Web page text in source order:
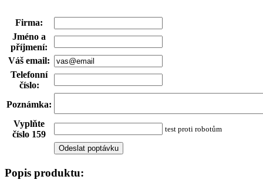
Firma:
Jméno a
příjmení:
Váš email:
Telefonní
číslo:
Poznámka:
Vyplňte
číslo 159
test proti robotům
Popis produktu: